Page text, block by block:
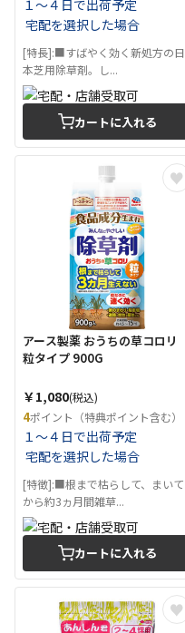
１～４日で出荷予定
宅配を選択した場合
[特長]:■すばやく効く新処方の日
本芝用除草剤。し...
カートに入れる
アース製薬 おうちの草コロリ
粒タイプ 900G
￥1,080(税込)
4ポイント（特典ポイント含む）
１～４日で出荷予定
宅配を選択した場合
[特徴]:■根まで枯らして、まいて
から約3ヵ月間雑草...
カートに入れる